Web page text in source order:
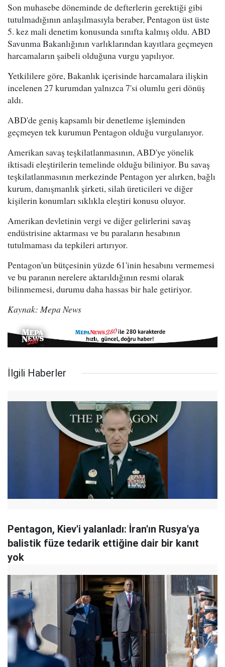
Son muhasebe döneminde de defterlerin gerektiği gibi
tutulmadığının anlaşılmasıyla beraber, Pentagon üst üste
5. kez mali denetim konusunda sınıfta kalmış oldu. ABD
Savunma Bakanlığının varlıklarından kayıtlara geçmeyen
harcamaların şaibeli olduğuna vurgu yapılıyor.
Yetkililere göre, Bakanlık içerisinde harcamalara ilişkin
incelenen 27 kurumdan yalnızca 7'si olumlu geri dönüş
aldı.
ABD'de geniş kapsamlı bir denetleme işleminden
geçmeyen tek kurumun Pentagon olduğu vurgulanıyor.
Amerikan savaş teşkilatlanmasının, ABD'ye yönelik
iktisadi eleştirilerin temelinde olduğu biliniyor. Bu savaş
teşkilatlanmasının merkezinde Pentagon yer alırken, bağlı
kurum, danışmanlık şirketi, silah üreticileri ve diğer
kişilerin konumları sıklıkla eleştiri konusu oluyor.
Amerikan devletinin vergi ve diğer gelirlerini savaş
endüstrisine aktarması ve bu paraların hesabının
tutulmaması da tepkileri artırıyor.
Pentagon'un bütçesinin yüzde 61'inin hesabını vermemesi
ve bu paranın nerelere aktarıldığının resmi olarak
bilinmemesi, durumu daha hassas bir hale getiriyor.
Kaynak: Mepa News
İlgili Haberler
Pentagon, Kiev'i yalanladı: İran'ın Rusya'ya
balistik füze tedarik ettiğine dair bir kanıt
yok